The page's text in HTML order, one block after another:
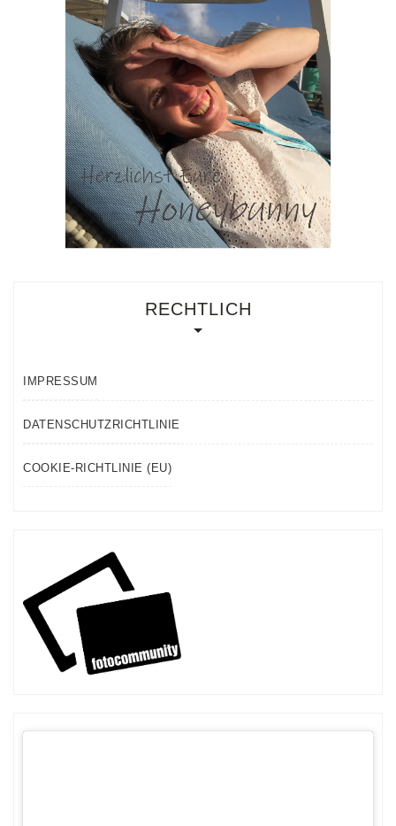
RECHTLICH
IMPRESSUM
DATENSCHUTZRICHTLINIE
COOKIE-RICHTLINIE (EU)